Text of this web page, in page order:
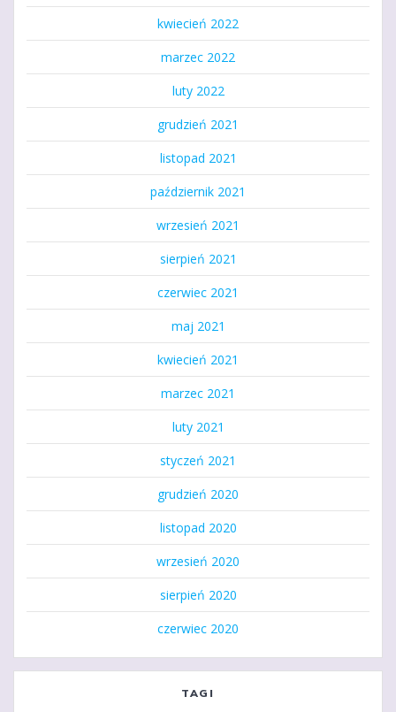
kwiecień 2022
marzec 2022
luty 2022
grudzień 2021
listopad 2021
październik 2021
wrzesień 2021
sierpień 2021
czerwiec 2021
maj 2021
kwiecień 2021
marzec 2021
luty 2021
styczeń 2021
grudzień 2020
listopad 2020
wrzesień 2020
sierpień 2020
czerwiec 2020
TAGI